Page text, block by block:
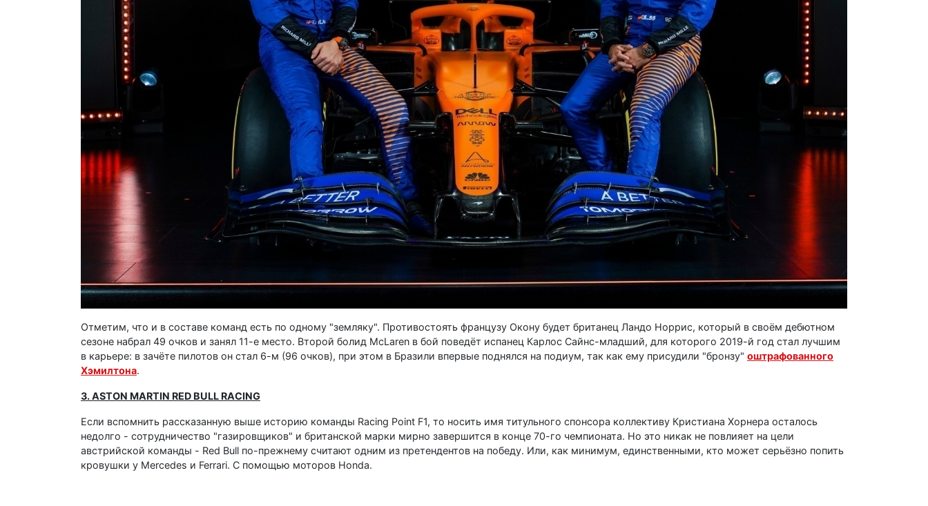
Отметим, что и в составе команд есть по одному "земляку". Противостоять французу Окону будет британец Ландо Норрис, который в своём дебютном
сезоне набрал 49 очков и занял 11-е место. Второй болид McLaren в бой поведёт испанец Карлос Сайнс-младший, для которого 2019-й год стал лучшим
в карьере: в зачёте пилотов он стал 6-м (96 очков), при этом в Бразили впервые поднялся на подиум, так как ему присудили "бронзу" оштрафованного
Хэмилтона.
3. ASTON MARTIN RED BULL RACING
Если вспомнить рассказанную выше историю команды Racing Point F1, то носить имя титульного спонсора коллективу Кристиана Хорнера осталось
недолго - сотрудничество "газировщиков" и британской марки мирно завершится в конце 70-го чемпионата. Но это никак не повлияет на цели
австрийской команды - Red Bull по-прежнему считают одним из претендентов на победу. Или, как минимум, единственными, кто может серьёзно попить
кровушки у Mercedes и Ferrari. С помощью моторов Honda.